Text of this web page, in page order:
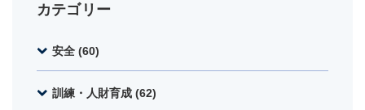
カテゴリー
安全 (60)
訓練・人財育成 (62)